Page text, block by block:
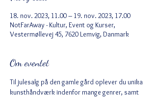
18. nov. 2023, 11.00 – 19. nov. 2023, 17.00
NotFarAway - Kultur, Event og Kurser,
Vestermøllevej 45, 7620 Lemvig, Danmark
Om eventet
Til julesalg på den gamle gård oplever du unika
kunsthåndværk indenfor mange genrer, samt